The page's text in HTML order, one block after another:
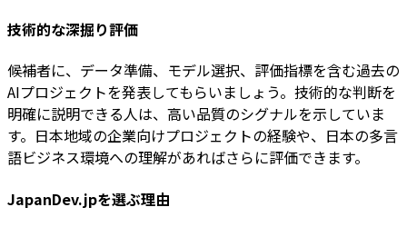
技術的な深掘り評価
候補者に、データ準備、モデル選択、評価指標を含む過去の
AIプロジェクトを発表してもらいましょう。技術的な判断を
明確に説明できる人は、高い品質のシグナルを示していま
す。日本地域の企業向けプロジェクトの経験や、日本の多言
語ビジネス環境への理解があればさらに評価できます。
JapanDev.jpを選ぶ理由